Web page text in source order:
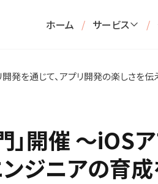
ホーム / サービス /
発を通じて、アプリ開発の楽しさを
」開催 ～iOS
ジニアの育